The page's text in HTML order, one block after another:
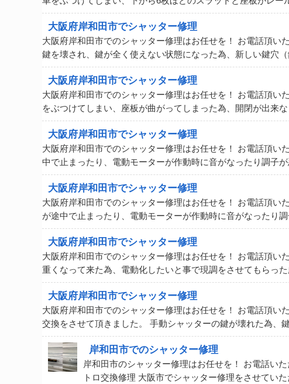
大阪府岸和田市でシャッター修理
大阪府岸和田市でのシャッター修理はお任せを！ お電話頂
鍵を壊され、鍵が全く使えない状態になった為、新しい鍵穴
大阪府岸和田市でシャッター修理
大阪府岸和田市でのシャッター修理はお任せを！ お電話頂
をぶつけてしまい、座板が曲がってしまった為、開閉が出来
大阪府岸和田市でシャッター修理
大阪府岸和田市でのシャッター修理はお任せを！ お電話頂い
中で止まったり、電動モーターが作動時に音がなったり調子
大阪府岸和田市でシャッター修理
大阪府岸和田市でのシャッター修理はお任せを！ お電話頂い
が途中で止まったり、電動モーターが作動時に音がなったり
大阪府岸和田市でシャッター修理
大阪府岸和田市でのシャッター修理はお任せを！ お電話頂
重くなって来た為、電動化したいと事で現調をさせてもらっ
大阪府岸和田市でシャッター修理
大阪府岸和田市でのシャッター修理はお任せを！ お電話頂い
交換をさせて頂きました。 手動シャッターの鍵が壊れた為、
岸和田市でのシャッター修理
岸和田市のシャッター修理はお任せを！ お電話い
トロ交換修理 大阪市でシャッター修理をさせてい